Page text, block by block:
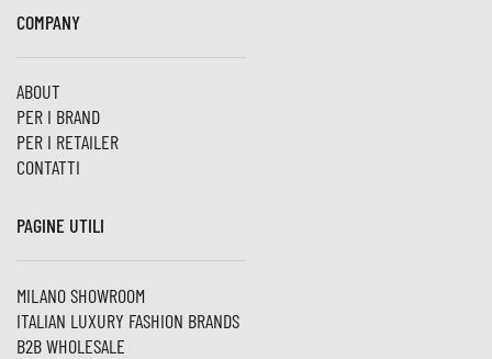
COMPANY
ABOUT
PER I BRAND
PER I RETAILER
CONTATTI
PAGINE UTILI
MILANO SHOWROOM
ITALIAN LUXURY FASHION BRANDS
B2B WHOLESALE